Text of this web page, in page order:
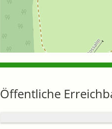
Öffentliche